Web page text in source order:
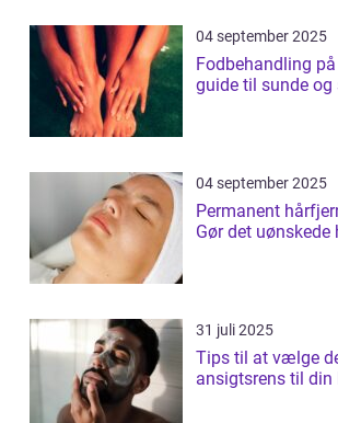
04 september 2025
Fodbehandling
guide til sunde
04 september 2025
Permanent
Gør det
31 juli 2025
Tips til at vælge
ansigtsrens til din